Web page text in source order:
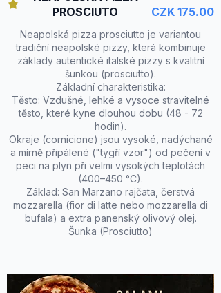
PROSCIUTO
Neapolská pizza prosciutto je variantou
tradiční neapolské pizzy, která kombinuje
základy autentické italské pizzy s kvalitní
šunkou (prosciutto).
Základní charakteristika:
Těsto: Vzdušné, lehké a vysoce stravitelné
těsto, které kyne dlouhou dobu (48 - 72
hodin).
Okraje (cornicione) jsou vysoké, nadýchané
a mírně připálené ("tygří vzor") od pečení v
peci na plyn při velmi vysokých teplotách
(400–450 °C).
Základ: San Marzano rajčata, čerstvá
mozzarella (fior di latte nebo mozzarella di
bufala) a extra panenský olivový olej.
Šunka (Prosciutto)
CZK 175.00